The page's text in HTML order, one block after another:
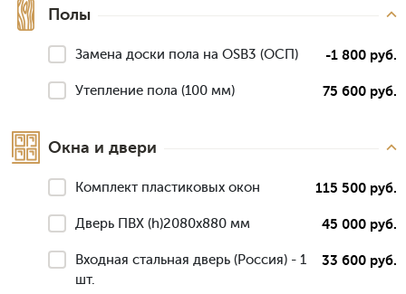
Полы
Замена доски пола на OSB3 (ОСП) -1 800 руб.
Утепление пола (100 мм) 75 600 руб.
Окна и двери
Комплект пластиковых окон 115 500 руб.
Дверь ПВХ (h)2080х880 мм 45 000 руб.
Входная стальная дверь (Россия) - 1
шт.
33 600 руб.